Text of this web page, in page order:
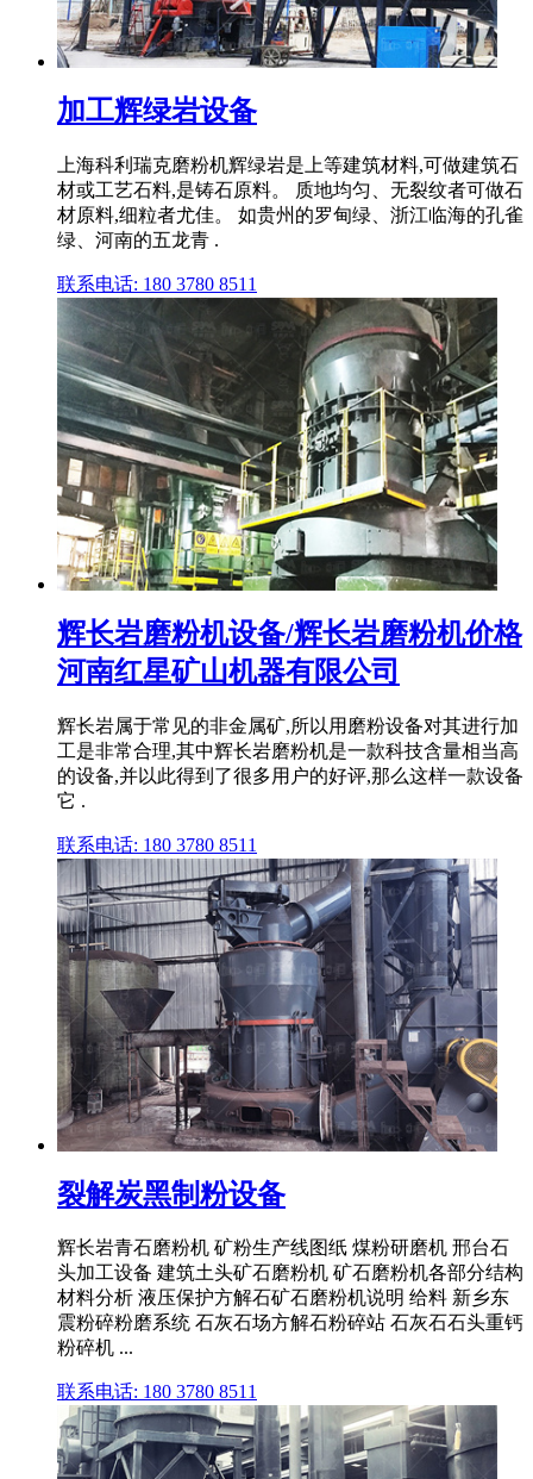
加工辉绿岩设备
上海科利瑞克磨粉机辉绿岩是上等建筑材料,可做建筑石
材或工艺石料,是铸石原料。 质地均匀、无裂纹者可做石
材原料,细粒者尤佳。 如贵州的罗甸绿、浙江临海的孔雀
绿、河南的五龙青 .
联系电话: 180 3780 8511
辉长岩磨粉机设备/辉长岩磨粉机价格
河南红星矿山机器有限公司
辉长岩属于常见的非金属矿,所以用磨粉设备对其进行加
工是非常合理,其中辉长岩磨粉机是一款科技含量相当高
的设备,并以此得到了很多用户的好评,那么这样一款设备
它 .
联系电话: 180 3780 8511
裂解炭黑制粉设备
辉长岩青石磨粉机 矿粉生产线图纸 煤粉研磨机 邢台石
头加工设备 建筑土头矿石磨粉机 矿石磨粉机各部分结构
材料分析 液压保护方解石矿石磨粉机说明 给料 新乡东
震粉碎粉磨系统 石灰石场方解石粉碎站 石灰石石头重钙
粉碎机 ...
联系电话: 180 3780 8511